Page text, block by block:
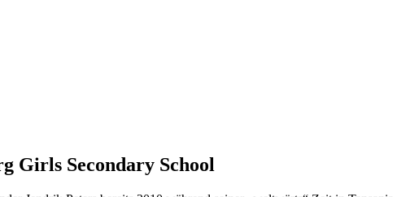
Girls Secondary School